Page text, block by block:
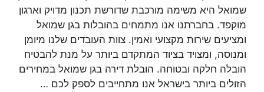
שמואל היא משימה מורכבת שדורשת תכנון מדויק וארגון
מוקפד. בחברתנו אנו מתמחים בהובלות בגן שמואל
ומציעים שירות מקצועי ואמין. צוות העובדים שלנו מיומן
ומנוסה, ומצויד בציוד המתקדם ביותר על מנת להבטיח
הובלה חלקה ובטוחה. הובלת דירה בגן שמואל במחירים
הזולים ביותר בישראל אנו מתחייבים לספק לכם …